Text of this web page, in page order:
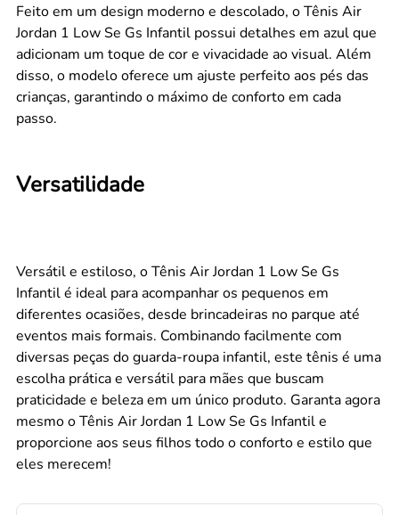
Feito em um design moderno e descolado, o Tênis Air
Jordan 1 Low Se Gs Infantil possui detalhes em azul que
adicionam um toque de cor e vivacidade ao visual. Além
disso, o modelo oferece um ajuste perfeito aos pés das
crianças, garantindo o máximo de conforto em cada
passo.
Versatilidade
Versátil e estiloso, o Tênis Air Jordan 1 Low Se Gs
Infantil é ideal para acompanhar os pequenos em
diferentes ocasiões, desde brincadeiras no parque até
eventos mais formais. Combinando facilmente com
diversas peças do guarda-roupa infantil, este tênis é uma
escolha prática e versátil para mães que buscam
praticidade e beleza em um único produto. Garanta agora
mesmo o Tênis Air Jordan 1 Low Se Gs Infantil e
proporcione aos seus filhos todo o conforto e estilo que
eles merecem!